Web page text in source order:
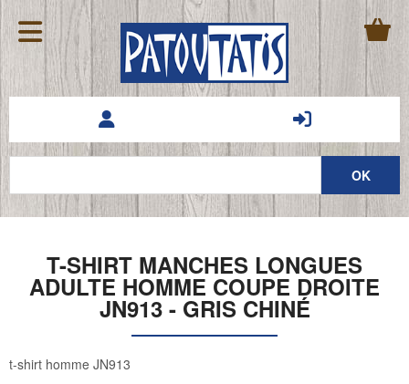
T-SHIRT MANCHES LONGUES
ADULTE HOMME COUPE DROITE
JN913 - GRIS CHINÉ
t-shirt homme JN913